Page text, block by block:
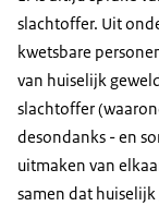
slachtoffer. Uit
kwetsbare
van huiselijk
slachtoffer
desondanks - en
uitmaken van
samen dat